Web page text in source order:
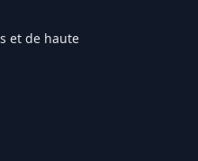
et de haute